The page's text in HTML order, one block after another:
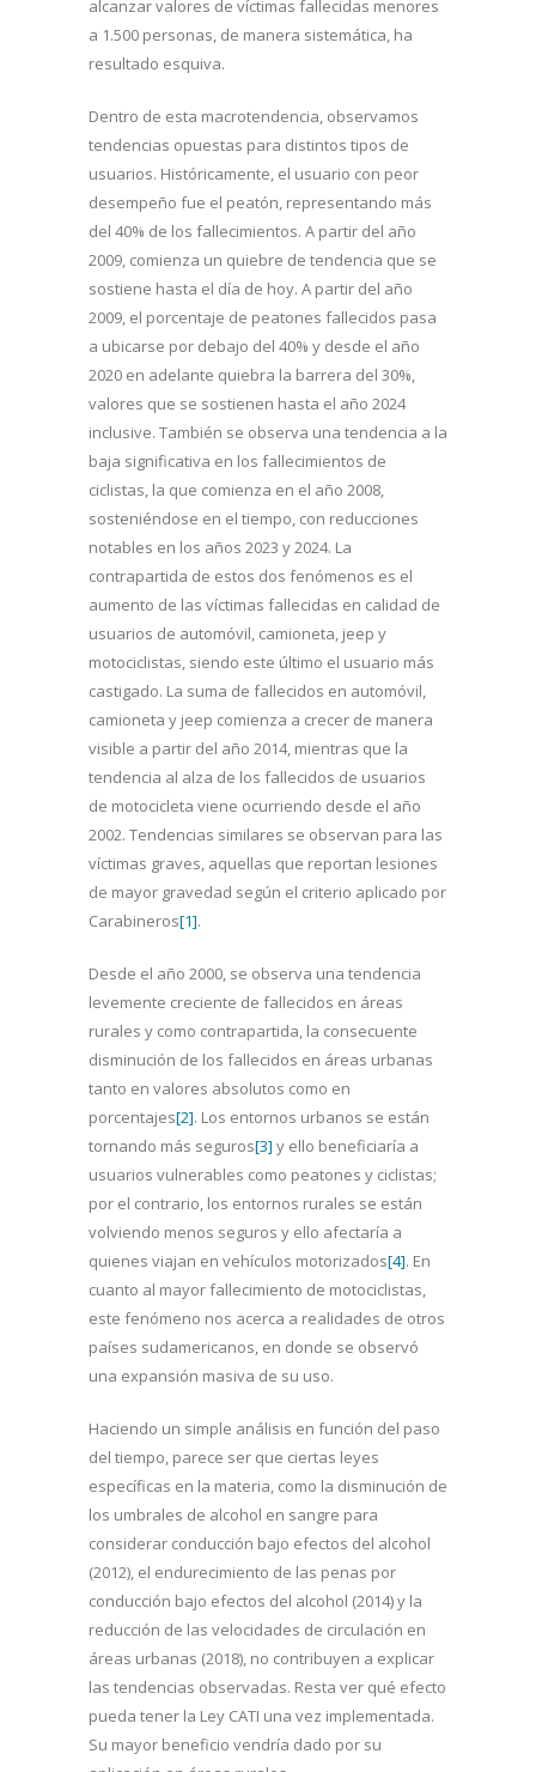
alcanzar valores de víctimas fallecidas menores
a 1.500 personas, de manera sistemática, ha
resultado esquiva.
Dentro de esta macrotendencia, observamos
tendencias opuestas para distintos tipos de
usuarios. Históricamente, el usuario con peor
desempeño fue el peatón, representando más
del 40% de los fallecimientos. A partir del año
2009, comienza un quiebre de tendencia que se
sostiene hasta el día de hoy. A partir del año
2009, el porcentaje de peatones fallecidos pasa
a ubicarse por debajo del 40% y desde el año
2020 en adelante quiebra la barrera del 30%,
valores que se sostienen hasta el año 2024
inclusive. También se observa una tendencia a la
baja significativa en los fallecimientos de
ciclistas, la que comienza en el año 2008,
sosteniéndose en el tiempo, con reducciones
notables en los años 2023 y 2024. La
contrapartida de estos dos fenómenos es el
aumento de las víctimas fallecidas en calidad de
usuarios de automóvil, camioneta, jeep y
motociclistas, siendo este último el usuario más
castigado. La suma de fallecidos en automóvil,
camioneta y jeep comienza a crecer de manera
visible a partir del año 2014, mientras que la
tendencia al alza de los fallecidos de usuarios
de motocicleta viene ocurriendo desde el año
2002. Tendencias similares se observan para las
víctimas graves, aquellas que reportan lesiones
de mayor gravedad según el criterio aplicado por
Carabineros[1].
Desde el año 2000, se observa una tendencia
levemente creciente de fallecidos en áreas
rurales y como contrapartida, la consecuente
disminución de los fallecidos en áreas urbanas
tanto en valores absolutos como en
porcentajes[2]. Los entornos urbanos se están
tornando más seguros[3] y ello beneficiaría a
usuarios vulnerables como peatones y ciclistas;
por el contrario, los entornos rurales se están
volviendo menos seguros y ello afectaría a
quienes viajan en vehículos motorizados[4]. En
cuanto al mayor fallecimiento de motociclistas,
este fenómeno nos acerca a realidades de otros
países sudamericanos, en donde se observó
una expansión masiva de su uso.
Haciendo un simple análisis en función del paso
del tiempo, parece ser que ciertas leyes
específicas en la materia, como la disminución de
los umbrales de alcohol en sangre para
considerar conducción bajo efectos del alcohol
(2012), el endurecimiento de las penas por
conducción bajo efectos del alcohol (2014) y la
reducción de las velocidades de circulación en
áreas urbanas (2018), no contribuyen a explicar
las tendencias observadas. Resta ver qué efecto
pueda tener la Ley CATI una vez implementada.
Su mayor beneficio vendría dado por su